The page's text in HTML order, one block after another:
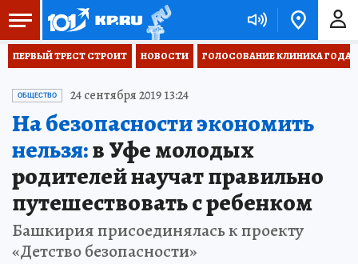
ПЕРВЫЙ ТРЕСТ СТРОИТ НОВОСТИ ГОЛОСОВАНИЕ КЛИНИКА ГОДА
ОБЩЕСТВО 24 сентября 2019 13:24
На безопасности экономить
нельзя:в Уфе молодых
родителей научат правильно
путешествовать с ребенком
Башкирия присоединялась к проекту
«Детство безопасности»